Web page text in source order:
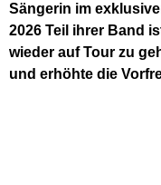
Sängerin im
2026 Teil ihrer Band
wieder auf Tour zu
und erhöhte die